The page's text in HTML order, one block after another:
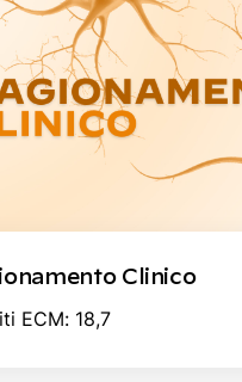
Clinico
ECM: 18,7